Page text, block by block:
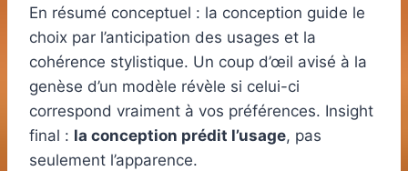
En résumé conceptuel : la conception guide le
choix par l’anticipation des usages et la
cohérence stylistique. Un coup d’œil avisé à la
genèse d’un modèle révèle si celui-ci
correspond vraiment à vos préférences. Insight
final : la conception prédit l’usage, pas
seulement l’apparence.